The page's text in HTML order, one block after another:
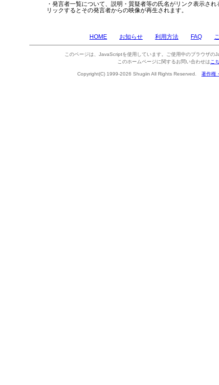
・発言者一覧について、説明・質疑者等の氏名がリンク表示さ
リックするとその発言者からの映像が再生されます。
HOME お知らせ 利用方法 FAQ
このページは、JavaScriptを使用しています。ご使用中のブラウザの
このホームページに関するお問い合わせは こ
Copyright(C) 1999-2026 Shugiin All Rights Reserved. 著作権